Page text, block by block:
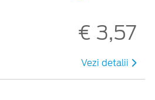
€ 3,57
Vezi detalii